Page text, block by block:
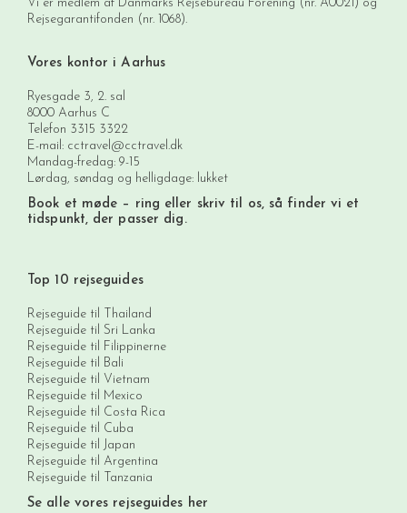
Vi er medlem af Danmarks Rejsebureau Forening (nr. A0021) og
Rejsegarantifonden (nr. 1068).
Vores kontor i Aarhus
Ryesgade 3, 2. sal
8000 Aarhus C
Telefon 3315 3322
E-mail: cctravel@cctravel.dk
Mandag-fredag: 9-15
Lørdag, søndag og helligdage: lukket
Book et møde – ring eller skriv til os, så finder vi et
tidspunkt, der passer dig.
Top 10 rejseguides
Rejseguide til Thailand
Rejseguide til Sri Lanka
Rejseguide til Filippinerne
Rejseguide til Bali
Rejseguide til Vietnam
Rejseguide til Mexico
Rejseguide til Costa Rica
Rejseguide til Cuba
Rejseguide til Japan
Rejseguide til Argentina
Rejseguide til Tanzania
Se alle vores rejseguides her